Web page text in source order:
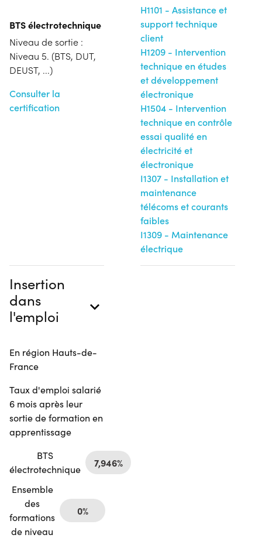
BTS électrotechnique
Niveau de sortie :
Niveau 5. (BTS, DUT,
DEUST, ...)
Consulter la
certification
H1101 - Assistance et
support technique
client
H1209 - Intervention
technique en études
et développement
électronique
H1504 - Intervention
technique en contrôle
essai qualité en
électricité et
électronique
I1307 - Installation et
maintenance
télécoms et courants
faibles
I1309 - Maintenance
électrique
Insertion
dans
l'emploi
En région Hauts-de-
France
Taux d'emploi salarié
6 mois après leur
sortie de formation en
apprentissage
BTS
électrotechnique
7,946%
Ensemble
des
formations
de niveau
0%